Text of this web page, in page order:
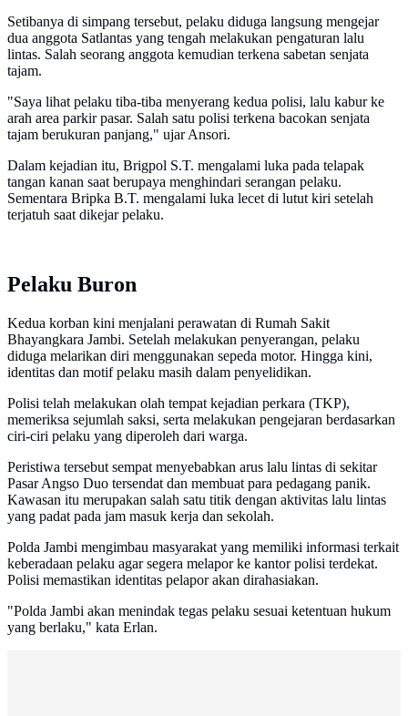
Setibanya di simpang tersebut, pelaku diduga langsung mengejar
dua anggota Satlantas yang tengah melakukan pengaturan lalu
lintas. Salah seorang anggota kemudian terkena sabetan senjata
tajam.
"Saya lihat pelaku tiba-tiba menyerang kedua polisi, lalu kabur ke
arah area parkir pasar. Salah satu polisi terkena bacokan senjata
tajam berukuran panjang," ujar Ansori.
Dalam kejadian itu, Brigpol S.T. mengalami luka pada telapak
tangan kanan saat berupaya menghindari serangan pelaku.
Sementara Bripka B.T. mengalami luka lecet di lutut kiri setelah
terjatuh saat dikejar pelaku.
Pelaku Buron
Kedua korban kini menjalani perawatan di Rumah Sakit
Bhayangkara Jambi. Setelah melakukan penyerangan, pelaku
diduga melarikan diri menggunakan sepeda motor. Hingga kini,
identitas dan motif pelaku masih dalam penyelidikan.
Polisi telah melakukan olah tempat kejadian perkara (TKP),
memeriksa sejumlah saksi, serta melakukan pengejaran berdasarkan
ciri-ciri pelaku yang diperoleh dari warga.
Peristiwa tersebut sempat menyebabkan arus lalu lintas di sekitar
Pasar Angso Duo tersendat dan membuat para pedagang panik.
Kawasan itu merupakan salah satu titik dengan aktivitas lalu lintas
yang padat pada jam masuk kerja dan sekolah.
Polda Jambi mengimbau masyarakat yang memiliki informasi terkait
keberadaan pelaku agar segera melapor ke kantor polisi terdekat.
Polisi memastikan identitas pelapor akan dirahasiakan.
"Polda Jambi akan menindak tegas pelaku sesuai ketentuan hukum
yang berlaku," kata Erlan.